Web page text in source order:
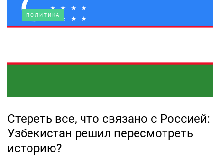
ПОЛИТИКА
Стереть все, что связано с Россией:
Узбекистан решил пересмотреть
историю?